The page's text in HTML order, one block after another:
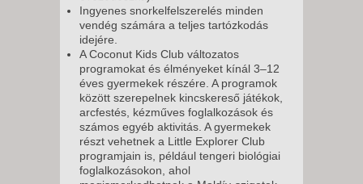
Ingyenes snorkelfelszerelés minden
vendég számára a teljes tartózkodás
idejére.
A Coconut Kids Club változatos
programokat és élményeket kínál 3–12
éves gyermekek részére. A programok
között szerepelnek kincskereső játékok,
arcfestés, kézműves foglalkozások és
számos egyéb aktivitás. A gyermekek
részt vehetnek a Little Explorer Club
programjain is, például tengeri biológiai
foglalkozásokon, ahol